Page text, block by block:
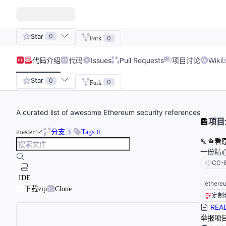
Star 0 Fork 0
代码介绍 代码 Issues Pull Requests 项目讨论 Wiki
Star 0 Fork 0
A curated list of awesome Ethereum security references
master 分支 3 Tags 0
IDE
下载zip
Clone
项
查看
一份精
CC-
定制
举报项